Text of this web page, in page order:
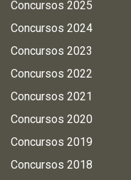
Concursos 2025
Concursos 2024
Concursos 2023
Concursos 2022
Concursos 2021
Concursos 2020
Concursos 2019
Concursos 2018